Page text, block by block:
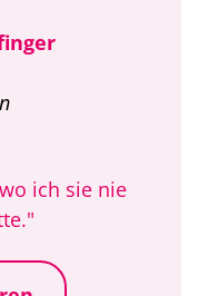
ich sie nie